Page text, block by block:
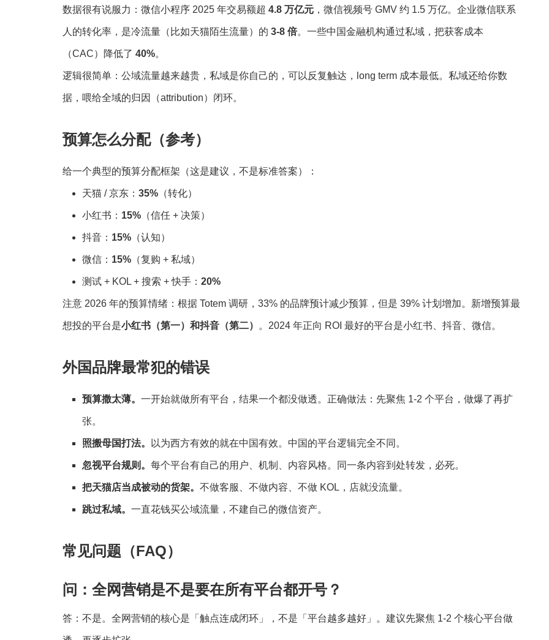
数据很有说服力：微信小程序 2025 年交易额超 4.8 万亿元 ，微信视频号 GMV 约 1.5 万亿。企业微信联系
人的转化率，是冷流量（比如天猫陌生流量）的 3-8 倍。一些中国金融机构通过私域，把获客成本
（CAC）降低了 40%。
逻辑很简单：公域流量越来越贵，私域是你自己的，可以反复触达，long term 成本最低。私域还给你数
据，喂给全域的归因（attribution）闭环。
预算怎么分配（参考）
给一个典型的预算分配框架（这是建议，不是标准答案）：
天猫 / 京东： 35% （转化）
小红书： 15% （信任 + 决策）
抖音： 15% （认知）
微信： 15% （复购 + 私域）
测试 + KOL + 搜索 + 快手： 20%
注意 2026 年的预算情绪：根据 Totem 调研，33% 的品牌预计减少预算，但是 39% 计划增加。新增预算最
想投的平台是小红书（第一）和抖音（第二） 。2024 年正向 ROI 最好的平台是小红书、抖音、微信。
外国品牌最常犯的错误
预算撒太薄。 一开始就做所有平台，结果一个都没做透。正确做法：先聚焦 1-2 个平台，做爆了再扩
张。
照搬母国打法。 以为西方有效的就在中国有效。中国的平台逻辑完全不同。
忽视平台规则。 每个平台有自己的用户、机制、内容风格。同一条内容到处转发，必死。
把天猫店当成被动的货架。 不做客服、不做内容、不做 KOL，店就没流量。
跳过私域。 一直花钱买公域流量，不建自己的微信资产。
常见问题（FAQ）
问：全网营销是不是要在所有平台都开号？
答：不是。全网营销的核心是「触点连成闭环」，不是「平台越多越好」。建议先聚焦 1-2 个核心平台做